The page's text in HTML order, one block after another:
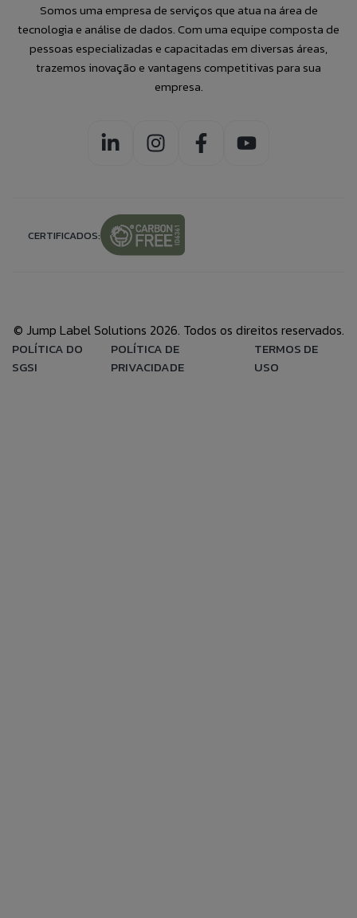
Somos uma empresa de serviços que atua na área de
tecnologia e análise de dados. Com uma equipe composta de
pessoas especializadas e capacitadas em diversas áreas,
trazemos inovação e vantagens competitivas para sua
empresa.
CERTIFICADOS:
© Jump Label Solutions 2026. Todos os direitos reservados.
POLÍTICA DO
SGSI
POLÍTICA DE
PRIVACIDADE
TERMOS DE
USO